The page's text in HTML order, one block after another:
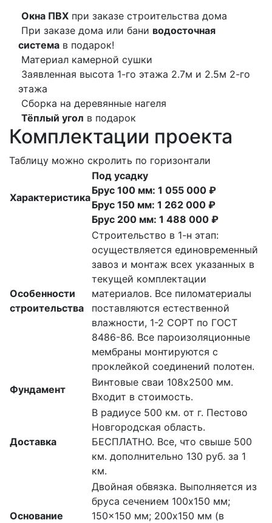
Окна ПВХ при заказе строительства дома
При заказе дома или бани водосточная
система в подарок!
Материал камерной сушки
Заявленная высота 1-го этажа 2.7м и 2.5м 2-го
этажа
Сборка на деревянные нагеля
Тёплый угол в подарок
Комплектации проекта
Таблицу можно скролить по горизонтали
Характеристика
Под усадку
Брус 100 мм: 1 055 000 ₽
Брус 150 мм: 1 262 000 ₽
Брус 200 мм: 1 488 000 ₽
Особенности
строительства
Строительство в 1-н этап:
осуществляется единовременный
завоз и монтаж всех указанных в
текущей комплектации
материалов. Все пиломатериалы
поставляются естественной
влажности, 1-2 СОРТ по ГОСТ
8486-86. Все пароизоляционные
мембраны монтируются с
проклейкой соединений полотен.
Фундамент
Винтовые сваи 108х2500 мм.
Входит в стоимость.
Доставка
В радиусе 500 км. от г. Пестово
Новгородская область.
БЕСПЛАТНО. Все, что свыше 500
км. дополнительно 130 руб. за 1
км.
Основание
Двойная обвязка. Выполняется из
бруса сечением 100х150 мм;
150×150 мм; 200х150 мм (в